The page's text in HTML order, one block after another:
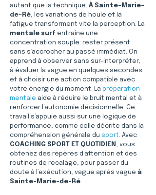
autant que la technique. À Sainte-Marie-
de-Ré, les variations de houle et la
fatigue transforment vite la perception. La
mentale surf entraîne une
concentration souple: rester présent
sans s’accrocher au passé immédiat. On
apprend à observer sans sur-interpréter,
à évaluer la vague en quelques secondes
et à choisir une action compatible avec
votre énergie du moment. La préparation
mentale aide à réduire le bruit mental et à
renforcer l’autonomie décisionnelle. Ce
travail s’appuie aussi sur une logique de
performance, comme celle décrite dans la
compréhension générale du sport. Avec
COACHING SPORT ET QUOTIDIEN , vous
obtenez des repères d’attention et des
routines de recalage, pour passer du
doute à l’exécution, vague après vague à
Sainte-Marie-de-Ré.